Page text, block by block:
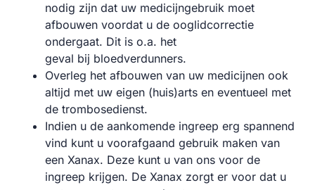
nodig zijn dat uw medicijngebruik moet
afbouwen voordat u de ooglidcorrectie
ondergaat. Dit is o.a. het
geval bij bloedverdunners.
Overleg het afbouwen van uw medicijnen ook
altijd met uw eigen (huis)arts en eventueel met
de trombosedienst.
Indien u de aankomende ingreep erg spannend
vind kunt u voorafgaand gebruik maken van
een Xanax. Deze kunt u van ons voor de
ingreep krijgen. De Xanax zorgt er voor dat u